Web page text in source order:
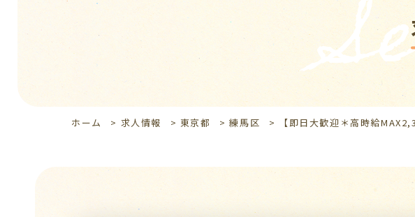
ホーム > 求人情報 > 東京都 >練馬区 > 【即日大歓迎＊高時給